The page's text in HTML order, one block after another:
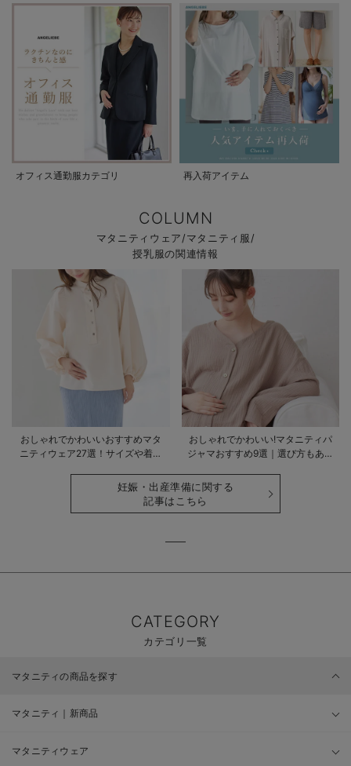
オフィス通勤服カテゴリ 再入荷アイテム
COLUMN
マタニティウェア/マタニティ服/
授乳服の関連情報
おしゃれでかわいいおすすめマタ
ニティウェア27選！サイズや着る
おしゃれでかわいい!マタニティパ
ジャマおすすめ9選｜選び方もあわ
妊娠・出産準備に関する
記事はこちら
CATEGORY
カテゴリ一覧
マタニティの商品を探す
マタニティ｜新商品
マタニティウェア